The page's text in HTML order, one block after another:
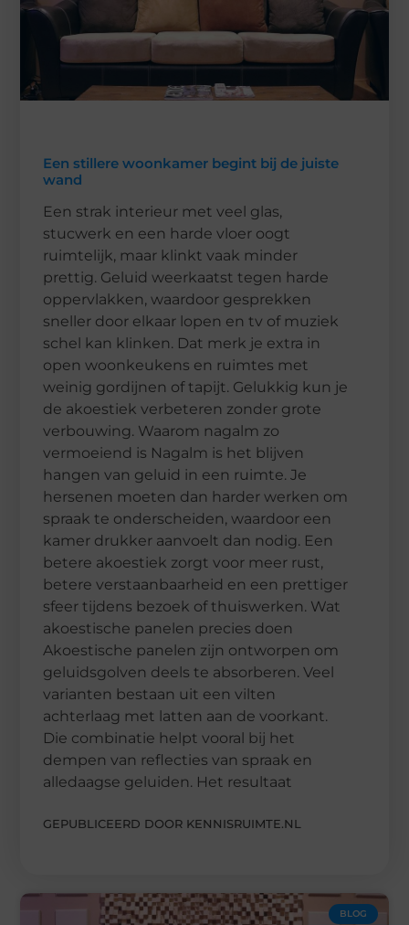
Een stillere woonkamer begint bij de juiste
wand
Een strak interieur met veel glas,
stucwerk en een harde vloer oogt
ruimtelijk, maar klinkt vaak minder
prettig. Geluid weerkaatst tegen harde
oppervlakken, waardoor gesprekken
sneller door elkaar lopen en tv of muziek
schel kan klinken. Dat merk je extra in
open woonkeukens en ruimtes met
weinig gordijnen of tapijt. Gelukkig kun je
de akoestiek verbeteren zonder grote
verbouwing. Waarom nagalm zo
vermoeiend is Nagalm is het blijven
hangen van geluid in een ruimte. Je
hersenen moeten dan harder werken om
spraak te onderscheiden, waardoor een
kamer drukker aanvoelt dan nodig. Een
betere akoestiek zorgt voor meer rust,
betere verstaanbaarheid en een prettiger
sfeer tijdens bezoek of thuiswerken. Wat
akoestische panelen precies doen
Akoestische panelen zijn ontworpen om
geluidsgolven deels te absorberen. Veel
varianten bestaan uit een vilten
achterlaag met latten aan de voorkant.
Die combinatie helpt vooral bij het
dempen van reflecties van spraak en
alledaagse geluiden. Het resultaat
GEPUBLICEERD DOOR KENNISRUIMTE.NL
BLOG